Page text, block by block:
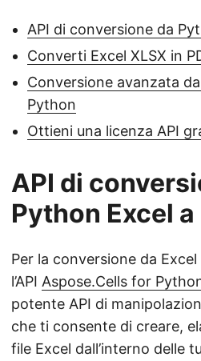
API di conversione da
Converti Excel XLSX in
Conversione avanzata
Python
Ottieni una licenza API
API di
Python Excel a
Per la conversione da
l’API Aspose.Cells for
potente API di
che ti consente di creare,
file Excel dall’interno delle